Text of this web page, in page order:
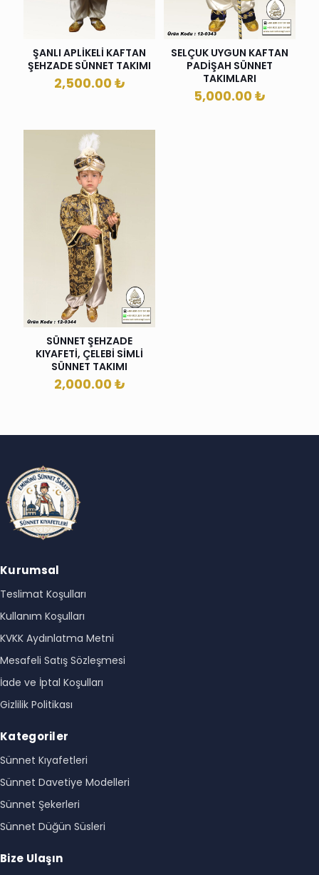
ŞANLI APLİKELİ KAFTAN
ŞEHZADE SÜNNET TAKIMI
2,500.00₺
SELÇUK UYGUN KAFTAN
PADİŞAH SÜNNET
TAKIMLARI
5,000.00₺
SÜNNET ŞEHZADE
KIYAFETİ, ÇELEBİ SİMLİ
SÜNNET TAKIMI
2,000.00₺
Kurumsal
Teslimat Koşulları
Kullanım Koşulları
KVKK Aydınlatma Metni
Mesafeli Satış Sözleşmesi
İade ve İptal Koşulları
Gizlilik Politikası
Kategoriler
Sünnet Kıyafetleri
Sünnet Davetiye Modelleri
Sünnet Şekerleri
Sünnet Düğün Süsleri
Bize Ulaşın